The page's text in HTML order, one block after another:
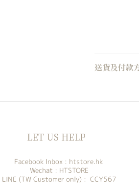
送貨及付款
LET US HELP
Facebook Inbox : htstore.hk
Wechat : HTSTORE
LINE (TW Customer only) : CCY567